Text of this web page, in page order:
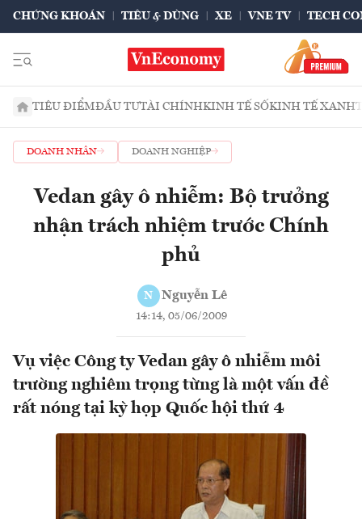
CHỨNG KHOÁN TIÊU & DÙNG XE VNE TV TECH
TIÊU ĐIỂMĐẦU TƯTÀI CHÍNHKINH TẾ SỐKINH TẾ XANH
DOANH NHÂN DOANH NGHIỆP
Vedan gây ô nhiễm: Bộ trưởng
nhận trách nhiệm trước Chính
phủ
N Nguyễn Lê
14:14, 05/06/2009
Vụ việc Công ty Vedan gây ô nhiễm môi
trường nghiêm trọng từng là một vấn đề
rất nóng tại kỳ họp Quốc hội thứ 4